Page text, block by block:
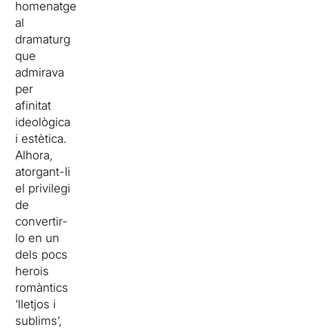
homenatge
al
dramaturg
que
admirava
per
afinitat
ideològica
i estètica.
Alhora,
atorgant-li
el privilegi
de
convertir-
lo en un
dels pocs
herois
romàntics
‘lletjos i
sublims’,